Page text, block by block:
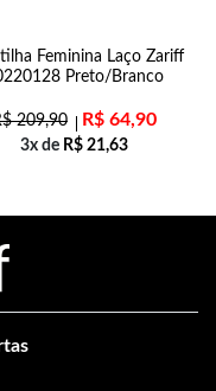
Feminina Laço Zariff
Preto/Branco
209,90 R$ 64,90
3x de R$ 21,63